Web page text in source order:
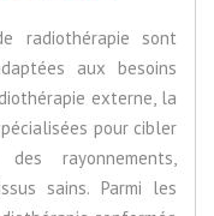
radiothérapie sont
aux besoins
externe, la
pour cibler
rayonnements,
sains. Parmi les